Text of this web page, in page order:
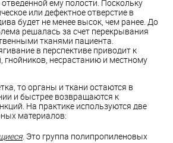
ему полости. Поскольку
или дефектное отверстие в
будет не менее высок, чем ранее. До
решалась за счет перекрывания
тканями пациента.
в перспективе приводит к
несрастанию и местному
то органы и ткани остаются в
и быстрее возвращаются к
На практике используются две
материалов:
. Это группа полипропиленовых